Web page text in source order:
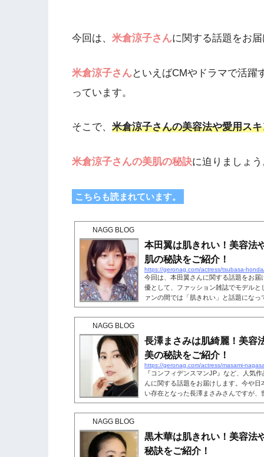
今回は、 米倉涼子さんに関する話題をお
米倉涼子さんといえばCMやドラマで活躍
っています。
そこで、 米倉涼子さんの美容法や愛用ス
米倉涼子さんの美肌の秘訣に迫りましょ
こちらも読まれています。
NAGG BLOG
本田翼は肌きれい！美容法
肌の秘訣をご紹介！
https://geronag.com/actress/tsubasa-
今回は、本田翼さんに関する話題をお
優として、ファッション雑誌でモデル
ァンの間では「肌きれい」と話題にな
ケアをすれば、本田翼さんのような美
んの美肌の秘訣に迫ります。こちらも
ルの本田翼さんですが、昨今は彼女の
翼肌きれい— アンダーソン(下村)
NAGG BLOG
長澤まさみは肌綺麗！美容
美の秘訣をご紹介！
https://geronag.com/actress/masami-
『コンフィデンスマンJP』など、人気
んに関する話題をお届けします。今や
い存在となった長澤まさみさんですが
ています。どうすれば長澤まさみさん
ょう？美容法やスキンケアといった、
えば、今や国民的大女優ですよね。デ
象でしたが、ここ数年セクシーな大人の
NAGG BLOG
黒木華は肌きれい！美容法
秘訣をご紹介！